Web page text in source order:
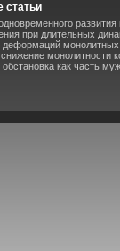
статьи
при длительных
монолитных
монолитности
как часть